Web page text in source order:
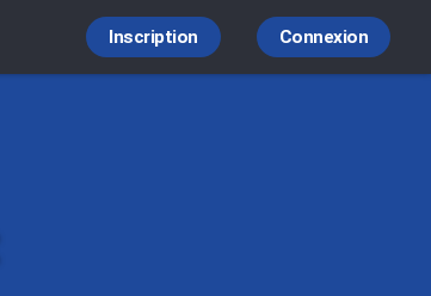
Connexion
Inscription